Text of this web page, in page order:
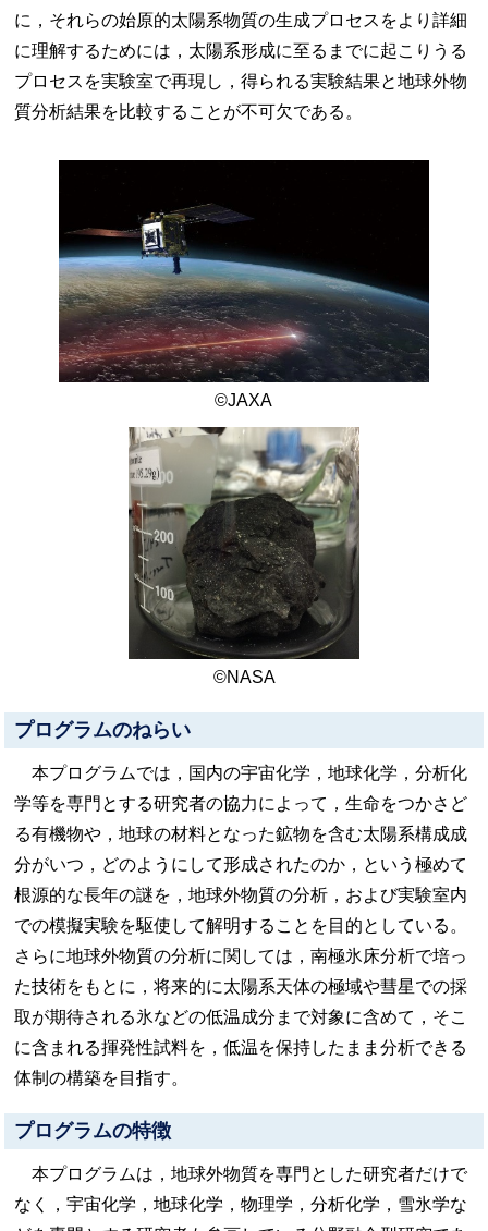
に，それらの始原的太陽系物質の生成プロセスをより詳細
に理解するためには，太陽系形成に至るまでに起こりうる
プロセスを実験室で再現し，得られる実験結果と地球外物
質分析結果を比較することが不可欠である。
©JAXA
©NASA
プログラムのねらい
本プログラムでは，国内の宇宙化学，地球化学，分析化
学等を専門とする研究者の協力によって，生命をつかさど
る有機物や，地球の材料となった鉱物を含む太陽系構成成
分がいつ，どのようにして形成されたのか，という極めて
根源的な長年の謎を，地球外物質の分析，および実験室内
での模擬実験を駆使して解明することを目的としている。
さらに地球外物質の分析に関しては，南極氷床分析で培っ
た技術をもとに，将来的に太陽系天体の極域や彗星での採
取が期待される氷などの低温成分まで対象に含めて，そこ
に含まれる揮発性試料を，低温を保持したまま分析できる
体制の構築を目指す。
プログラムの特徴
本プログラムは，地球外物質を専門とした研究者だけで
なく，宇宙化学，地球化学，物理学，分析化学，雪氷学な